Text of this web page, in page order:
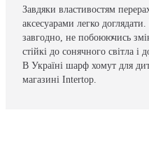
Завдяки властивостям
аксесуарами легко
завгодно, не побоюючись
стійкі до сонячного світла і
В Україні шарф хомут для
магазині Intertop.